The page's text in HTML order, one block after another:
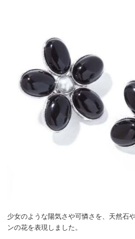
少女のような陽気さや可憐さを、天然石
ンの花を表現しました。